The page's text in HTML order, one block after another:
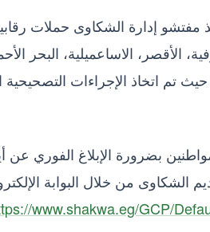
الأقصر، الاساعميلية،
حيث تم اتخاذ الإجراءات
بضرورة الإبلاغ الفوري
من خلال البوابة